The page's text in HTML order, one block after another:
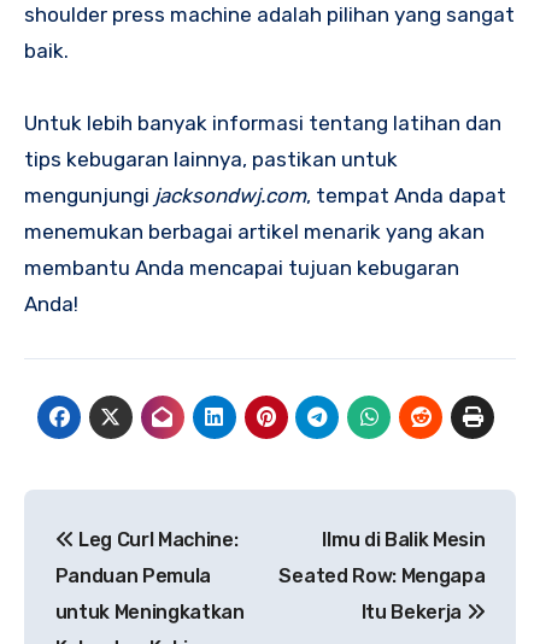
shoulder press machine adalah pilihan yang sangat
baik.
Untuk lebih banyak informasi tentang latihan dan
tips kebugaran lainnya, pastikan untuk
mengunjungi jacksondwj.com, tempat Anda dapat
menemukan berbagai artikel menarik yang akan
membantu Anda mencapai tujuan kebugaran
Anda!
pos
Leg Curl Machine:
Panduan Pemula
untuk Meningkatkan
Ilmu di Balik Mesin
Seated Row: Mengapa
Itu Bekerja